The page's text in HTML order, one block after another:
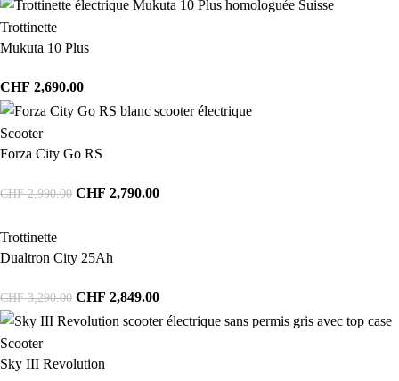
Trottinette
Mukuta 10 Plus
CHF 2,690.00
Scooter
Forza City Go RS
CHF2,990.00 CHF 2,790.00
Trottinette
Dualtron City 25Ah
CHF3,290.00 CHF 2,849.00
Scooter
Sky III Revolution